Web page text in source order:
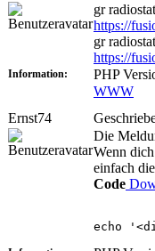
gr
https://
gr
https://
Information: PHP
WWW
Ernst74
Die
Wenn
einfach
Code
echo